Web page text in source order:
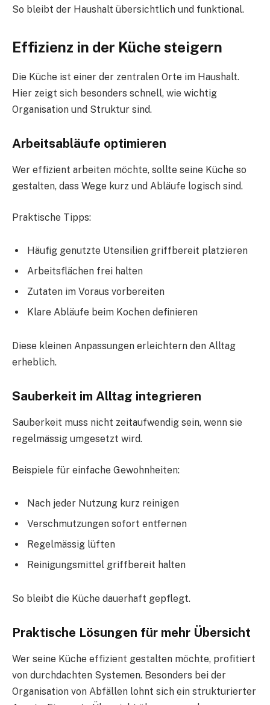
So bleibt der Haushalt übersichtlich und funktional.
Effizienz in der Küche steigern
Die Küche ist einer der zentralen Orte im Haushalt.
Hier zeigt sich besonders schnell, wie wichtig
Organisation und Struktur sind.
Arbeitsabläufe optimieren
Wer effizient arbeiten möchte, sollte seine Küche so
gestalten, dass Wege kurz und Abläufe logisch sind.
Praktische Tipps:
Häufig genutzte Utensilien griffbereit platzieren
Arbeitsflächen frei halten
Zutaten im Voraus vorbereiten
Klare Abläufe beim Kochen definieren
Diese kleinen Anpassungen erleichtern den Alltag
erheblich.
Sauberkeit im Alltag integrieren
Sauberkeit muss nicht zeitaufwendig sein, wenn sie
regelmässig umgesetzt wird.
Beispiele für einfache Gewohnheiten:
Nach jeder Nutzung kurz reinigen
Verschmutzungen sofort entfernen
Regelmässig lüften
Reinigungsmittel griffbereit halten
So bleibt die Küche dauerhaft gepflegt.
Praktische Lösungen für mehr Übersicht
Wer seine Küche effizient gestalten möchte, profitiert
von durchdachten Systemen. Besonders bei der
Organisation von Abfällen lohnt sich ein strukturierter